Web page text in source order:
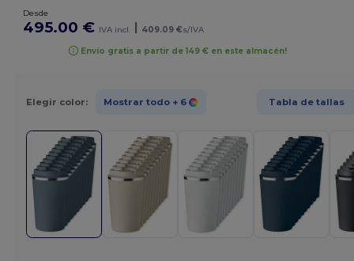
Desde
495.00 € IVA incl. | 409.09 €s/IVA
Envío gratis a partir de 149 € en este almacén!
Elegir color: Mostrar todo + 6 Tabla de tallas